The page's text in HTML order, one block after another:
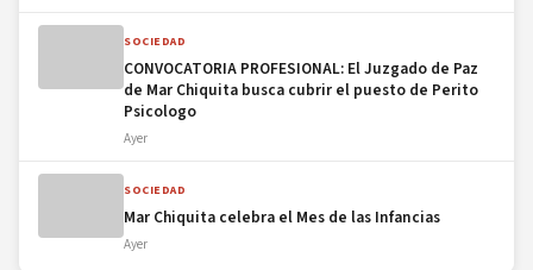
SOCIEDAD
CONVOCATORIA PROFESIONAL: El Juzgado de Paz
de Mar Chiquita busca cubrir el puesto de Perito
Psicologo
Ayer
SOCIEDAD
Mar Chiquita celebra el Mes de las Infancias
Ayer